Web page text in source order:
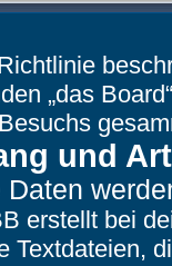
„das
und
Daten
erstellt bei
Textdateien,